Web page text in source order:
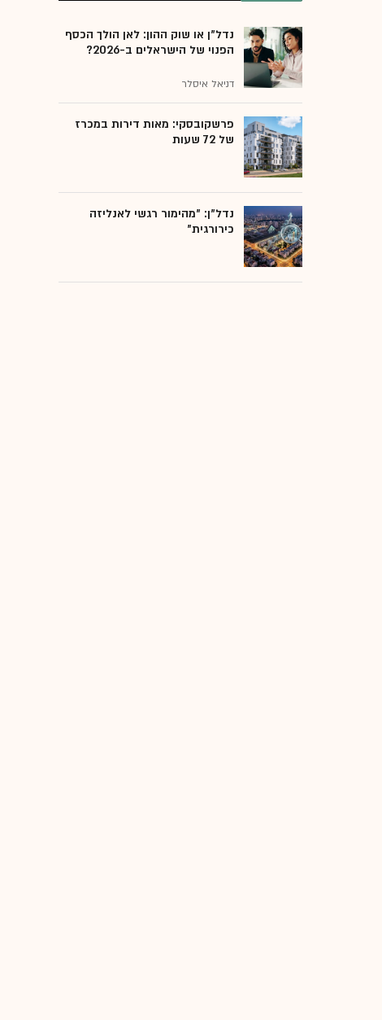
נדל"ן או שוק ההון: לאן הולך הכסף
הפנוי של הישראלים ב-2026?
דניאל איסלר
פרשקובסקי: מאות דירות במכרז
של 72 שעות
נדל"ן: "מהימור רגשי לאנליזה
כירורגית"